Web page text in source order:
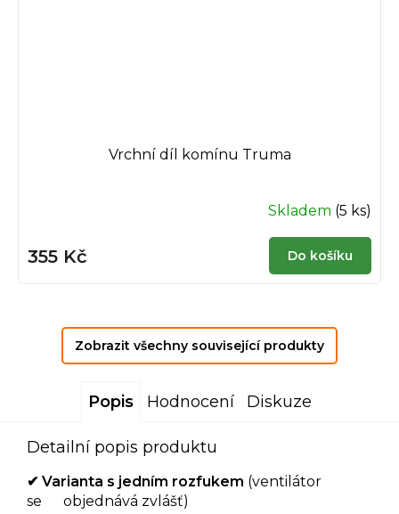
Vrchní díl komínu Truma
Skladem (5 ks)
355 Kč Do košíku
Zobrazit všechny související produkty
Popis Hodnocení Diskuze
Detailní popis produktu
✔ Varianta s jedním rozfukem (ventilátor
se objednává zvlášť)